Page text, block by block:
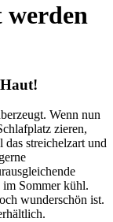
werden
Wenn nun
zieren,
streichelzart und
Sommer kühl.
wunderschön ist.